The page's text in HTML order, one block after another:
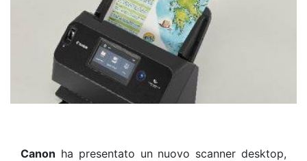
Canon ha presentato un nuovo scanner desktop,